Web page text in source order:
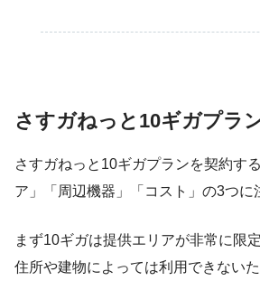
さすガねっと10ギガプラ
さすガねっと10ギガプランを契約す
ア」「周辺機器」「コスト」の3つに
まず10ギガは提供エリアが非常に限
住所や建物によっては利用できない